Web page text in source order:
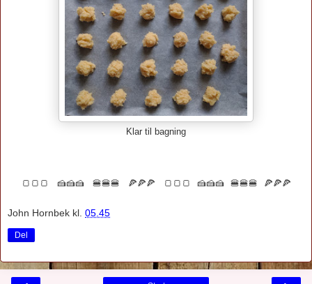
Klar til bagning
🍞🍞🍞 🍰🍰🍰 🍔🍔🍔 🍕🍕🍕 🍞🍞🍞 🍰🍰🍰 🍔🍔🍔 🍕🍕🍕
John Hornbek kl. 05.45
Del